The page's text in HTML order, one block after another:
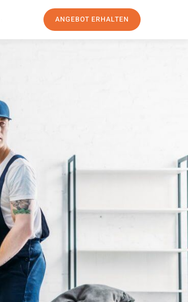
ANGEBOT ERHALTEN